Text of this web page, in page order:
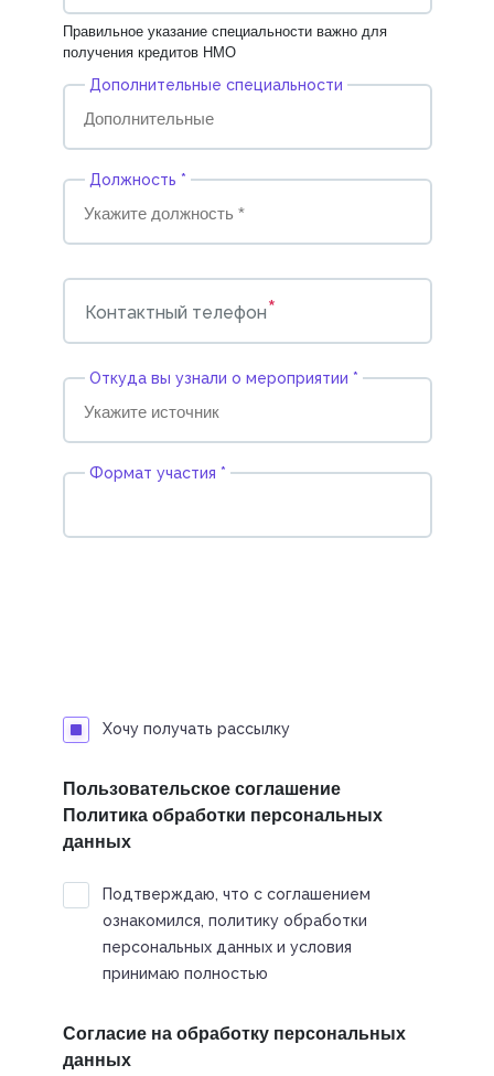
Правильное указание специальности важно для
получения кредитов НМО
Дополнительные специальности
Должность *
Контактный телефон*
Откуда вы узнали о мероприятии *
Формат участия *
Хочу получать рассылку
Пользовательское соглашение
Политика обработки персональных
данных
Подтверждаю, что с соглашением
ознакомился, политику обработки
персональных данных и условия
принимаю полностью
Согласие на обработку персональных
данных